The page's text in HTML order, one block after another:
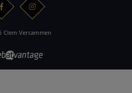
Clem Vercammen